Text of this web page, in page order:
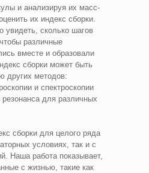
и анализируя их масс-
их индекс сборки.
сколько шагов
различные
вместе и образовали
сборки может быть
других методов:
и спектроскопии
резонанса для различных
сборки для целого ряда
условиях, так и с
Наша работа показывает,
с жизнью, такие как